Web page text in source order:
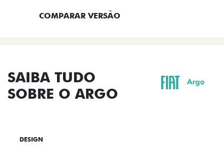
COMPARAR VERSÃO
SAIBA TUDO
SOBRE O ARGO
DESIGN